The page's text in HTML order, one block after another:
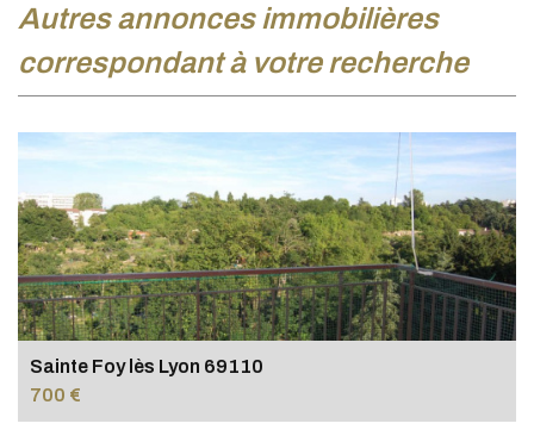
autres annonces immobilières
correspondant à votre recherche
Sainte Foy lès Lyon 69110
700 €